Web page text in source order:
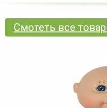
Смотеть все